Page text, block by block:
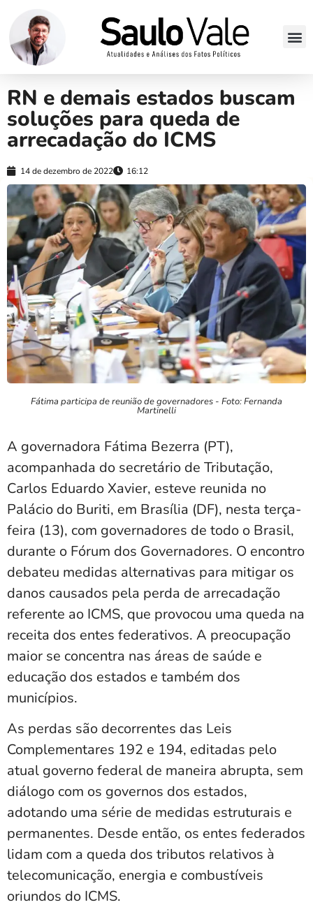
RN e demais estados buscam
soluções para queda de
arrecadação do ICMS
14 de dezembro de 2022 16:12
Fátima participa de reunião de governadores - Foto: Fernanda
Martinelli
A governadora Fátima Bezerra (PT),
acompanhada do secretário de Tributação,
Carlos Eduardo Xavier, esteve reunida no
Palácio do Buriti, em Brasília (DF), nesta terça-
feira (13), com governadores de todo o Brasil,
durante o Fórum dos Governadores. O encontro
debateu medidas alternativas para mitigar os
danos causados pela perda de arrecadação
referente ao ICMS, que provocou uma queda na
receita dos entes federativos. A preocupação
maior se concentra nas áreas de saúde e
educação dos estados e também dos
municípios.
As perdas são decorrentes das Leis
Complementares 192 e 194, editadas pelo
atual governo federal de maneira abrupta, sem
diálogo com os governos dos estados,
adotando uma série de medidas estruturais e
permanentes. Desde então, os entes federados
lidam com a queda dos tributos relativos à
telecomunicação, energia e combustíveis
oriundos do ICMS.